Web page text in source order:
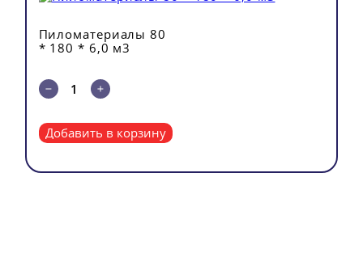
Пиломатериалы 80
* 180 * 6,0 м3
Добавить в корзину